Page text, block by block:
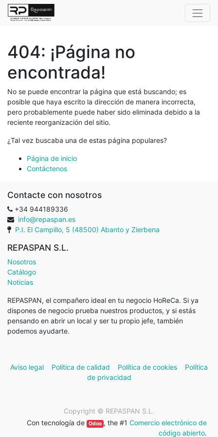
404: ¡Página no
encontrada!
No se puede encontrar la página que está buscando; es
posible que haya escrito la dirección de manera incorrecta,
pero probablemente puede haber sido eliminada debido a la
reciente reorganización del sitio.
¿Tal vez buscaba una de estas página populares?
Página de inicio
Contáctenos
Contacte con nosotros
+34 944189336
info@repaspan.es
P.I. El Campillo, 5 (48500) Abanto y Zierbena
REPASPAN S.L.
Nosotros
Catálogo
Noticias
REPASPAN, el compañero ideal en tu negocio HoReCa. Si ya
dispones de negocio prueba nuestros productos, y si estás
pensando en abrir un local y ser tu propio jefe, también
podemos ayudarte.
Aviso legal Política de calidad Política de cookies
Política
de privacidad
Copyright © REPASPAN S.L.
Con tecnología de
Odoo , the #1 Comercio electrónico de
código abierto.